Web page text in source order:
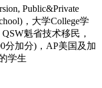
Public&Private
，大学College学
魁省技术移民，
分加分)，AP美国及加
学生